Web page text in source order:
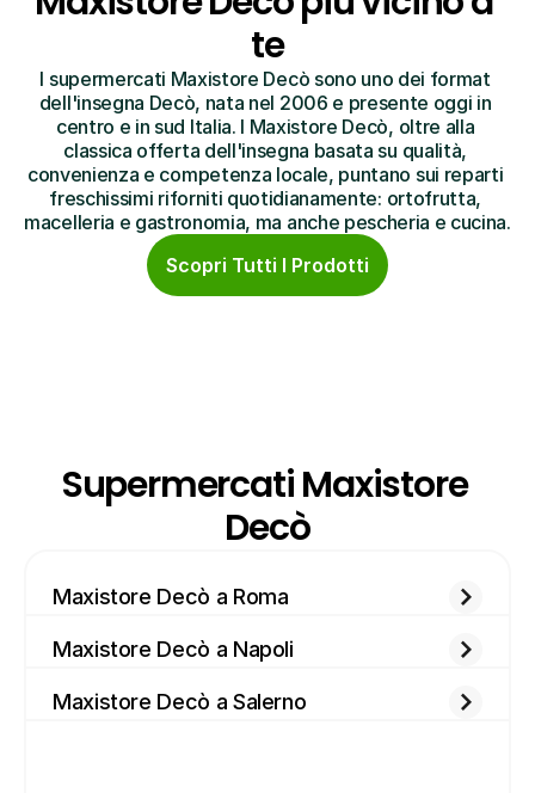
te
I supermercati Maxistore Decò sono uno dei format
dell'insegna Decò, nata nel 2006 e presente oggi in
centro e in sud Italia. I Maxistore Decò, oltre alla
classica offerta dell'insegna basata su qualità,
convenienza e competenza locale, puntano sui reparti
freschissimi riforniti quotidianamente: ortofrutta,
macelleria e gastronomia, ma anche pescheria e cucina.
Scopri Tutti I Prodotti
Supermercati Maxistore
Decò
Maxistore Decò a Roma
Maxistore Decò a Napoli
Maxistore Decò a Salerno